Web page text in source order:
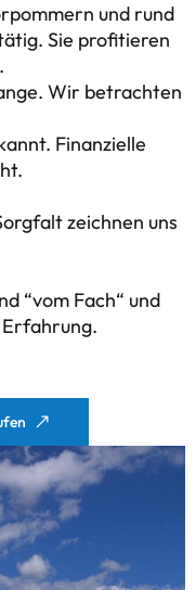
und rund
Sie profitieren
Wir betrachten
Finanzielle
zeichnen uns
“vom Fach“ und